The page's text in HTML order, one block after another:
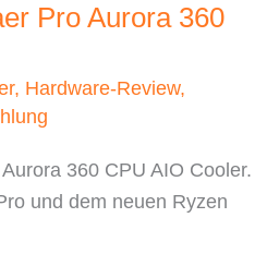
Pro Aurora 360
, Hardware-Review,
360 CPU AIO Cooler.
und dem neuen Ryzen